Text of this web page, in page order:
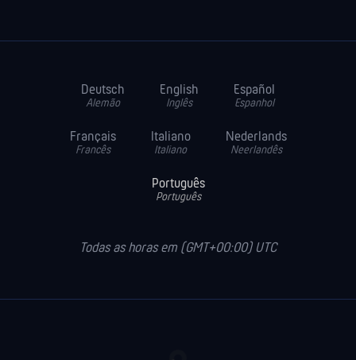
Deutsch
Alemão
English
Inglês
Español
Espanhol
Français
Francês
Italiano
Italiano
Nederlands
Neerlandês
Português
Português
Todas as horas em (GMT+00:00) UTC